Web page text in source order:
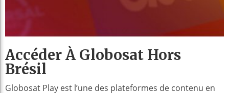
Accéder À Globosat Hors
Brésil
Globosat Play est l’une des plateformes de contenu en